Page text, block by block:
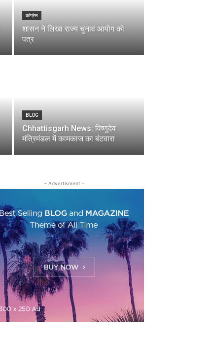
कांग्रेस
शासन ने लिखा राज्य चुनाव आयोग को
पत्र
BLOG
Chhattisgarh News: विष्णुदेव
मंत्रिमंडल में कामकाज का बंटवारा
- Advertisment -